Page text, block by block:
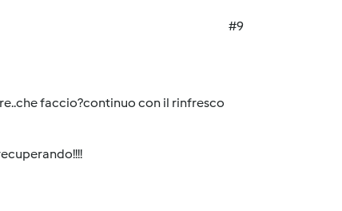
#9
faccio?continuo con il rinfresco